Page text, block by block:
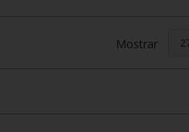
Mostrar